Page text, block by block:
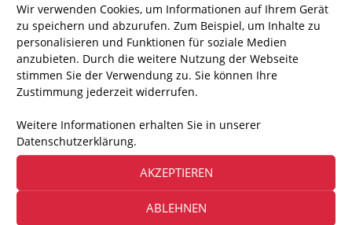
Wir verwenden Cookies, um Informationen auf Ihrem Gerät
zu speichern und abzurufen. Zum Beispiel, um Inhalte zu
personalisieren und Funktionen für soziale Medien
anzubieten. Durch die weitere Nutzung der Webseite
stimmen Sie der Verwendung zu. Sie können Ihre
Zustimmung jederzeit widerrufen.
Weitere Informationen erhalten Sie in unserer
Datenschutzerklärung.
AKZEPTIEREN
ABLEHNEN
Aktuell keine anstehenden Termine
▸ AUSZÜGE UNSERER GALLERIEN